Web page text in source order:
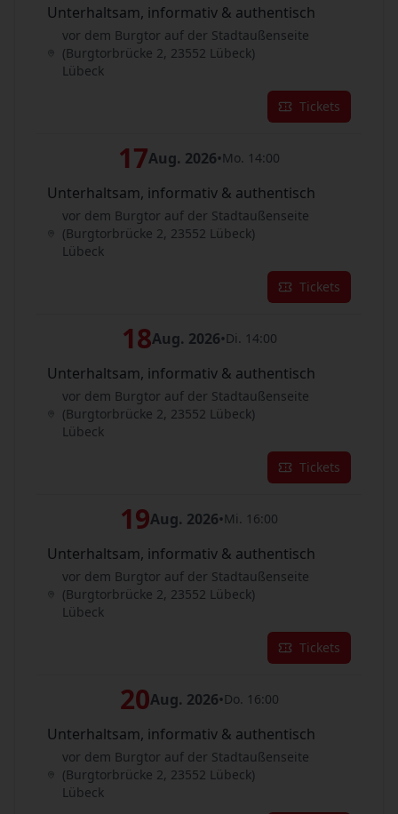
Unterhaltsam, informativ & authentisch
vor dem Burgtor auf der Stadtaußenseite
(Burgtorbrücke 2, 23552 Lübeck)
Lübeck
Tickets
17Aug. 2026•Mo. 14:00
Unterhaltsam, informativ & authentisch
vor dem Burgtor auf der Stadtaußenseite
(Burgtorbrücke 2, 23552 Lübeck)
Lübeck
Tickets
18Aug. 2026•Di. 14:00
Unterhaltsam, informativ & authentisch
vor dem Burgtor auf der Stadtaußenseite
(Burgtorbrücke 2, 23552 Lübeck)
Lübeck
Tickets
19Aug. 2026•Mi. 16:00
Unterhaltsam, informativ & authentisch
vor dem Burgtor auf der Stadtaußenseite
(Burgtorbrücke 2, 23552 Lübeck)
Lübeck
Tickets
20Aug. 2026•Do. 16:00
Unterhaltsam, informativ & authentisch
vor dem Burgtor auf der Stadtaußenseite
(Burgtorbrücke 2, 23552 Lübeck)
Lübeck